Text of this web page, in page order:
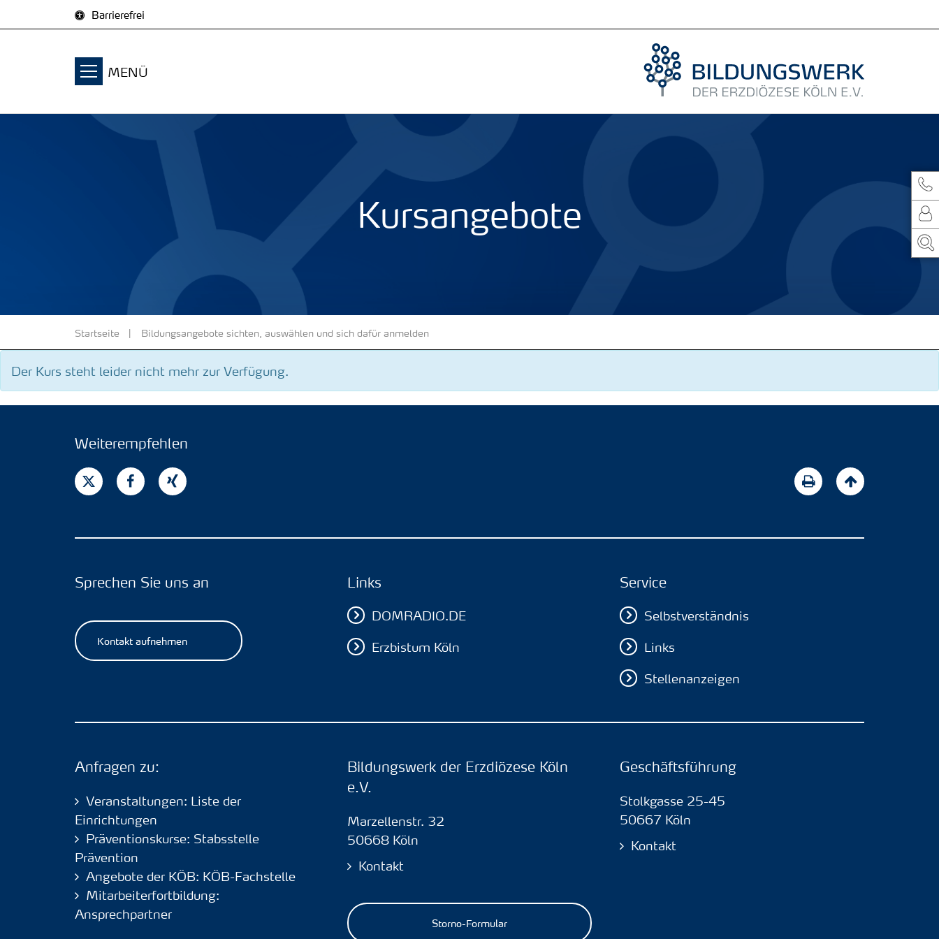
Barrierefrei
MENÜ
Kursangebote
Startseite Bildungsangebote sichten, auswählen und sich dafür anmelden
Der Kurs steht leider nicht mehr zur Verfügung.
Weiterempfehlen
Sprechen Sie uns an
Kontakt aufnehmen
Links
DOMRADIO.DE
Erzbistum Köln
Service
Selbstverständnis
Links
Stellenanzeigen
Anfragen zu:
Veranstaltungen: Liste der
Einrichtungen
Präventionskurse: Stabsstelle
Prävention
Angebote der KÖB: KÖB-Fachstelle
Mitarbeiterfortbildung:
Ansprechpartner
Bildungswerk der Erzdiözese Köln
e.V.
Marzellenstr. 32
50668 Köln
Kontakt
Storno-Formular
Geschäftsführung
Stolkgasse 25-45
50667 Köln
Kontakt